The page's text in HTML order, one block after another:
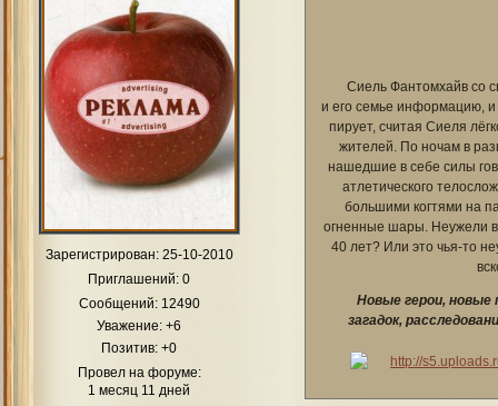
Зарегистрирован: 25-10-2010
Приглашений: 0
Сообщений:12490
Уважение: +6
Позитив: +0
Провел на форуме:
1 месяц 11 дней
Сиель Фантомхайв со
и его семье информацию, и
пирует, считая Сиеля
жителей. По ночам в
нашедшие в себе силы
атлетического
большими когтями на
огненные шары. Неужели
40 лет? Или это чья-то
Новые герои,
загадок,